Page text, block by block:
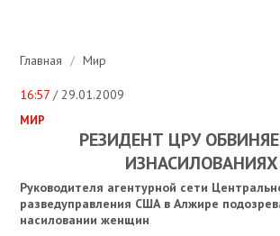
Главная / Мир
16:57 / 29.01.2009
МИР
РЕЗИДЕНТ ЦРУ
ИЗНАСИЛОВАНИЯХ
Руководителя агентурной сети
разведуправления США в Алжире
насиловании женщин